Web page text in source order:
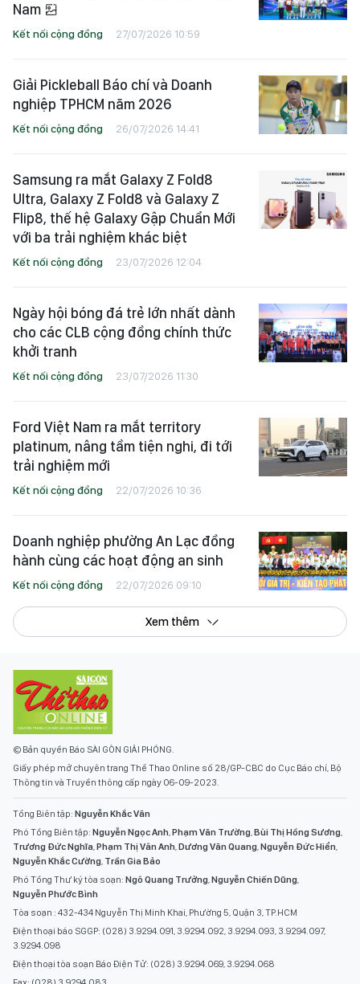
Nam
Kết nối cộng đồng 27/07/2026 10:59
Giải Pickleball Báo chí và Doanh
nghiệp TPHCM năm 2026
Kết nối cộng đồng 26/07/2026 14:41
Samsung ra mắt Galaxy Z Fold8
Ultra, Galaxy Z Fold8 và Galaxy Z
Flip8, thế hệ Galaxy Gập Chuẩn Mới
với ba trải nghiệm khác biệt
Kết nối cộng đồng 23/07/2026 12:04
Ngày hội bóng đá trẻ lớn nhất dành
cho các CLB cộng đồng chính thức
khởi tranh
Kết nối cộng đồng 23/07/2026 11:30
Ford Việt Nam ra mắt territory
platinum, nâng tầm tiện nghi, đi tới
trải nghiệm mới
Kết nối cộng đồng 22/07/2026 10:36
Doanh nghiệp phường An Lạc đồng
hành cùng các hoạt động an sinh
Kết nối cộng đồng 22/07/2026 09:10
Xem thêm
© Bản quyền Báo SÀI GÒN GIẢI PHÓNG.
Giấy phép mở chuyên trang Thể Thao Online số 28/GP-CBC do Cục Báo chí, Bộ
Thông tin và Truyền thông cấp ngày 06-09-2023.
Tổng Biên tập: Nguyễn Khắc Văn
Phó Tổng Biên tập: Nguyễn Ngọc Anh,Phạm Văn Trường,Bùi Thị Hồng Sương,
Trương Đức Nghĩa,Phạm Thị Vân Anh,Dương Văn Quang,Nguyễn Đức Hiển,
Nguyễn Khắc Cường, Trần Gia Bảo
Phó Tổng Thư ký tòa soạn: Ngô Quang Trưởng,Nguyễn Chiến Dũng,
Nguyễn Phước Bình
Tòa soạn : 432-434 Nguyễn Thị Minh Khai, Phường 5, Quận 3, TP.HCM
Điện thoại báo SGGP: (028) 3.9294.091, 3.9294.092, 3.9294.093, 3.9294.097,
3.9294.098
Điện thoại tòa soạn Báo Điện Tử: (028) 3.9294.069, 3.9294.068